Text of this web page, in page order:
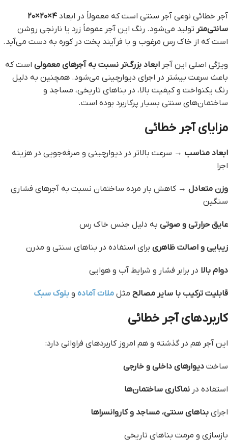
آجر خطائی نوعی آجر سنتی است که معمولاً در ابعاد
۴×۲۰×۲۰
سانتی‌متر تولید می‌شود. رنگ این آجر عموماً زرد یا نارنجی روشن
است که از خاک رس مرغوب و با فرآیند پخت در کوره به دست می‌آید.
ویژگی اصلی این آجر ابعاد بزرگ‌تر نسبت به آجرهای معمولی است که
باعث سرعت بیشتر در اجرای دیوارچینی می‌شود. همچنین به دلیل
رنگ یکنواخت و کیفیت بالا، در بناهای تاریخی، مساجد و
ساختمان‌های سنتی بسیار پرکاربرد بوده است.
مزایای آجر خطائی
ابعاد مناسب → سرعت بالاتر در دیوارچینی و صرفه‌جویی در هزینه
اجرا
وزن متعادل → کاهش بار مرده ساختمان نسبت به آجرهای فشاری
سنگین
عایق حرارتی و صوتی به دلیل جنس خاک رس
زیبایی و اصالت ظاهری برای استفاده در بناهای سنتی و مدرن
دوام بالا در برابر فشار و شرایط آب و هوایی
قابلیت ترکیب با سایر مصالح مثل ملات آماده و بلوک سبک
کاربردهای آجر خطائی
این آجر هم در گذشته و هم امروز کاربردهای فراوانی دارد:
ساخت دیوارهای داخلی و خارجی
استفاده در نماکاری ساختمان‌ها
اجرای بناهای سنتی، مساجد و کاروانسراها
بازسازی و مرمت بناهای تاریخی